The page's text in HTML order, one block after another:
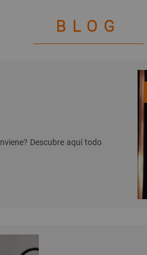
BLOG
Descubre aquí todo